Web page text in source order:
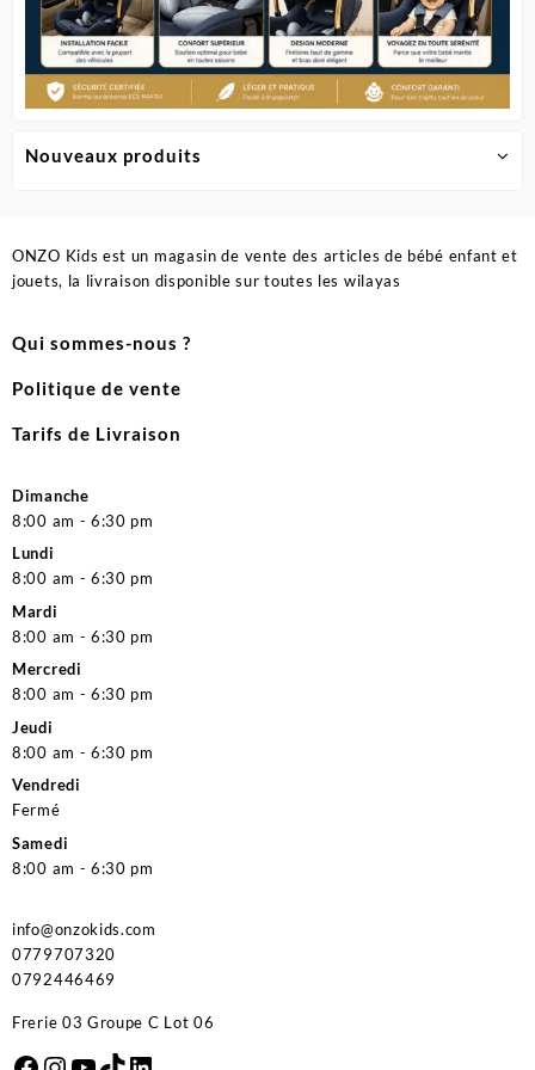
Nouveaux produits
ONZO Kids est un magasin de vente des articles de bébé enfant et
jouets, la livraison disponible sur toutes les wilayas
Qui sommes-nous ?
Politique de vente
Tarifs de Livraison
Dimanche
8:00 am - 6:30 pm
Lundi
8:00 am - 6:30 pm
Mardi
8:00 am - 6:30 pm
Mercredi
8:00 am - 6:30 pm
Jeudi
8:00 am - 6:30 pm
Vendredi
Fermé
Samedi
8:00 am - 6:30 pm
info@onzokids.com
0779707320
0792446469
Frerie 03 Groupe C Lot 06